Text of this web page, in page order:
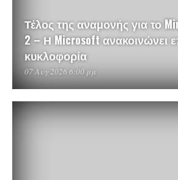
Τέλος της αναμονής για το
2 – Η Microsoft ανακοινώνει
κυκλοφορία
07 Αυγ 2026 6:00 μμ